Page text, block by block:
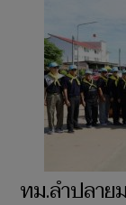
ทม.ลำปลาย